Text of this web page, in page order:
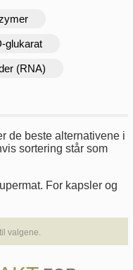
glukarat
(RNA)
de beste alternativene i
sortering står som
For kapsler og
valgene.